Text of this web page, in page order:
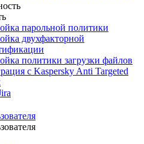
парольной политики
двухфакторной
политики загрузки файлов
с Kaspersky Anti Targeted